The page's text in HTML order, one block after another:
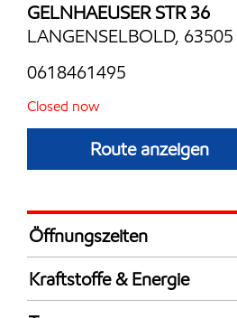
GELNHAEUSER STR 36
LANGENSELBOLD, 63505
0618461495
Closed now
Route anzeigen
Öffnungszeiten
Mon
Die
Kraftstoffe & Energie
AdBlue in Kanistern